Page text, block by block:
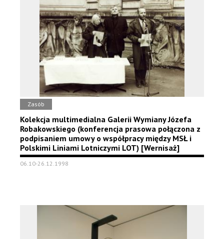
Zasób
Kolekcja multimedialna Galerii Wymiany Józefa
Robakowskiego (konferencja prasowa połączona z
podpisaniem umowy o współpracy między MSŁ i
Polskimi Liniami Lotniczymi LOT) [Wernisaż]
06.10-26.12.1998